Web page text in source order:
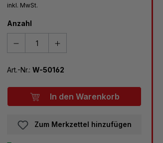
inkl. MwSt.
Anzahl
Art.-Nr.: W-50162
In den Warenkorb
Zum Merkzettel hinzufügen